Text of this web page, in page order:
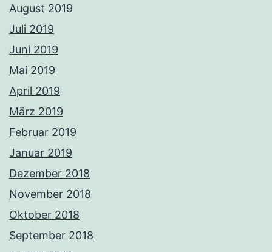
August 2019
Juli 2019
Juni 2019
Mai 2019
April 2019
März 2019
Februar 2019
Januar 2019
Dezember 2018
November 2018
Oktober 2018
September 2018